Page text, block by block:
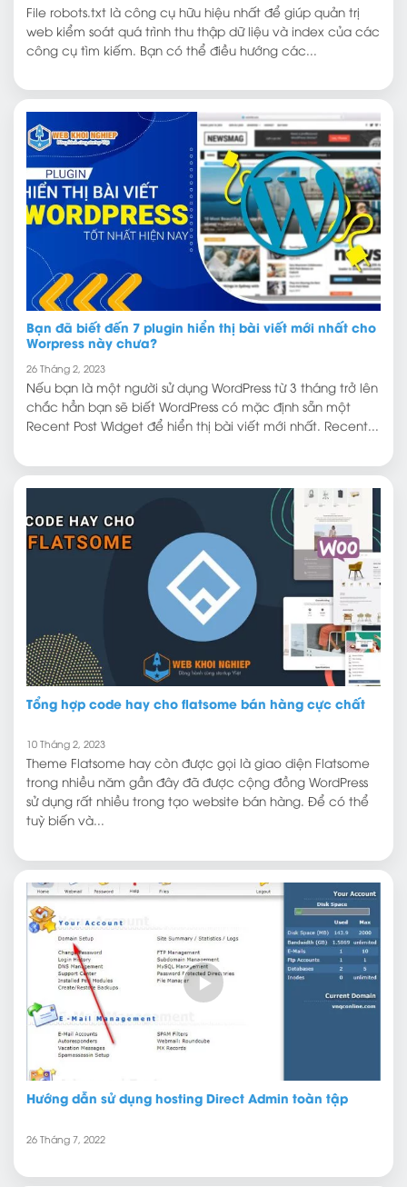
File robots.txt là công cụ hữu hiệu nhất để giúp quản trị
web kiểm soát quá trình thu thập dữ liệu và index của các
công cụ tìm kiếm. Bạn có thể điều hướng các...
Bạn đã biết đến 7 plugin hiển thị bài viết mới nhất cho
Worpress này chưa?
26 Tháng 2, 2023
Nếu bạn là một người sử dụng WordPress từ 3 tháng trở lên
chắc hẳn bạn sẽ biết WordPress có mặc định sẵn một
Recent Post Widget để hiển thị bài viết mới nhất. Recent...
Tổng hợp code hay cho flatsome bán hàng cực chất
10 Tháng 2, 2023
Theme Flatsome hay còn được gọi là giao diện Flatsome
trong nhiều năm gần đây đã được cộng đồng WordPress
sử dụng rất nhiều trong tạo website bán hàng. Để có thể
tuỳ biến và...
Hướng dẫn sử dụng hosting Direct Admin toàn tập
26 Tháng 7, 2022